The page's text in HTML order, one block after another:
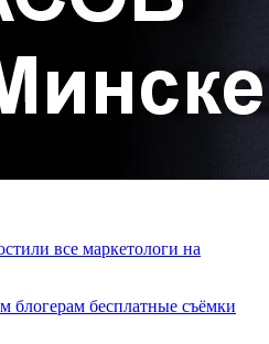
все маркетологи на
блогерам бесплатные съёмки